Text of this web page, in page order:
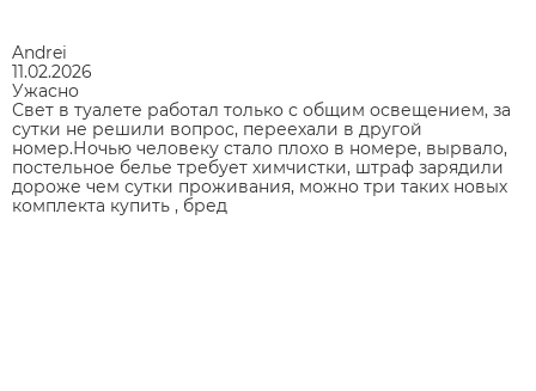
Andrei
11.02.2026
Ужасно
Свет в туалете работал только с общим освещением, за
сутки не решили вопрос, переехали в другой
номер.Ночью человеку стало плохо в номере, вырвало,
постельное белье требует химчистки, штраф зарядили
дороже чем сутки проживания, можно три таких новых
комплекта купить , бред